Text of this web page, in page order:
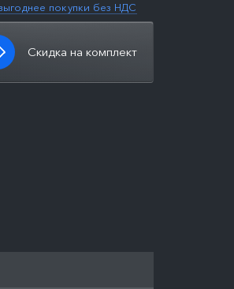
покупки без НДС
Скидка на комплект